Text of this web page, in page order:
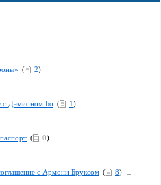
( 2)
с Дэмионом Бо ( 1)
( 0)
с Армони Бруксом ( 8)